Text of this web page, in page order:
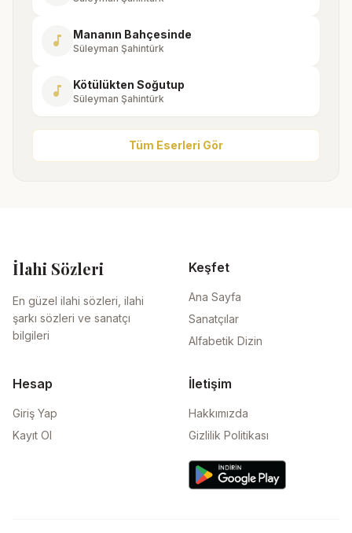
music_note Mananın Bahçesinde
Süleyman Şahintürk
music_note Kötülükten Soğutup
Süleyman Şahintürk
Tüm Eserleri Gör
İlahi Sözleri
En güzel ilahi sözleri, ilahi
şarkı sözleri ve sanatçı
bilgileri
Keşfet
Ana Sayfa
Sanatçılar
Alfabetik Dizin
Hesap
Giriş Yap
Kayıt Ol
İletişim
Hakkımızda
Gizlilik Politikası